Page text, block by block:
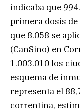
indicaba que
primera dosis
que 8.058 se
(CanSino) en
1.003.010 los
esquema de
representa el
correntina,